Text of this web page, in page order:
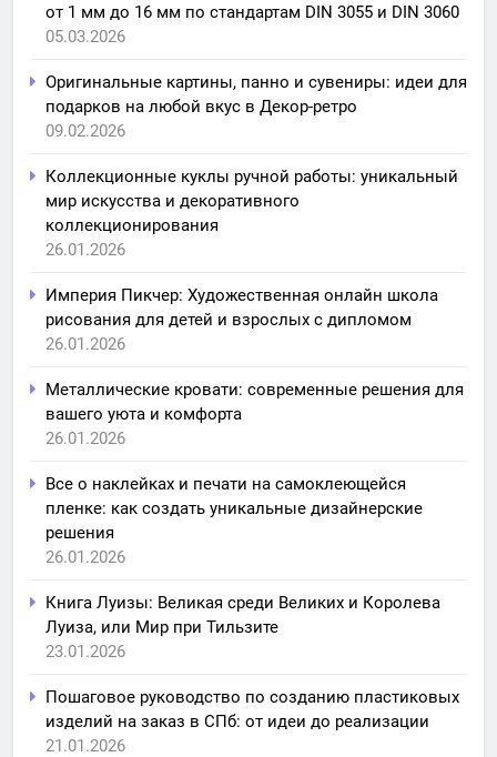
от 1 мм до 16 мм по стандартам DIN 3055 и DIN 3060
05.03.2026
Оригинальные картины, панно и сувениры: идеи для
подарков на любой вкус в Декор-ретро
09.02.2026
Коллекционные куклы ручной работы: уникальный
мир искусства и декоративного
коллекционирования
26.01.2026
Империя Пикчер: Художественная онлайн школа
рисования для детей и взрослых с дипломом
26.01.2026
Металлические кровати: современные решения для
вашего уюта и комфорта
26.01.2026
Все о наклейках и печати на самоклеющейся
пленке: как создать уникальные дизайнерские
решения
26.01.2026
Книга Луизы: Великая среди Великих и Королева
Луиза, или Мир при Тильзите
23.01.2026
Пошаговое руководство по созданию пластиковых
изделий на заказ в СПб: от идеи до реализации
21.01.2026